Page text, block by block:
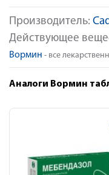
Производитель:
Действующее
Вормин - все
Аналоги Вормин